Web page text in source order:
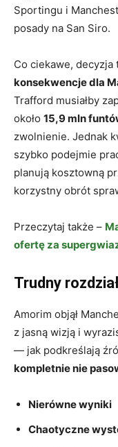
Sportingu i
posady na San Siro.
Co ciekawe,
konsekwencje dla
Trafford musiałby
około 15,9 mln
zwolnienie. Jednak
szybko podejmie
planują kosztowną
korzystny obrót
Przeczytaj także –
ofertę za
Trudny
Amorim objął
z jasną wizją i
— jak podkreślają
kompletnie nie
Nierówne wyniki
Chaotyczne